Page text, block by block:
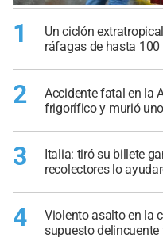
1
Un ciclón
ráfagas de hasta
2
Accidente fatal en la
frigorífico y murió
3
Italia: tiró su billete
recolectores lo
4
Violento asalto en la
supuesto